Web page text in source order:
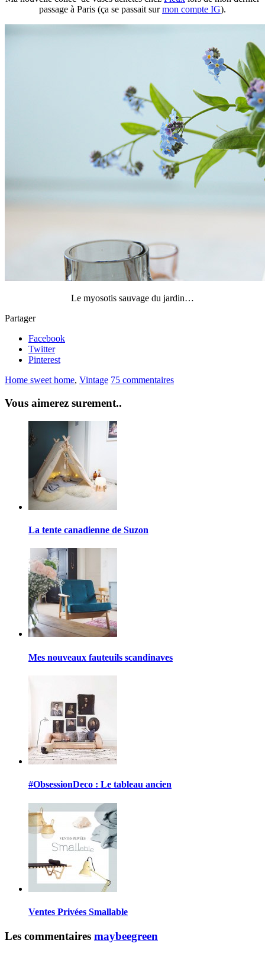
passage à Paris (ça se passait surmon compte IG).
Le myosotis sauvage du jardin…
Partager
Facebook
Twitter
Pinterest
Home sweet home, Vintage 75 commentaires
Vous aimerez surement..
La tente canadienne de Suzon
Mes nouveaux fauteuils scandinaves
#ObsessionDeco : Le tableau ancien
Ventes Privées Smallable
Les commentaires maybeegreen